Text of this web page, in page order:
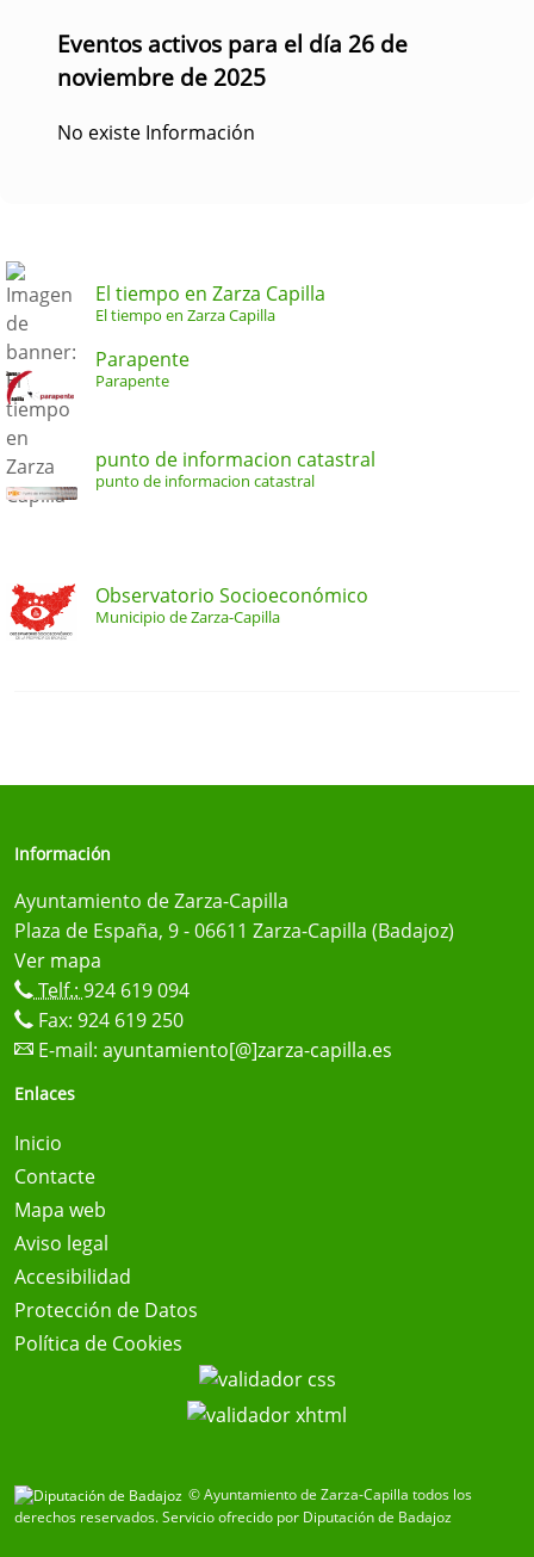
Eventos activos para el día 26 de
noviembre de 2025
No existe Información
El tiempo en Zarza Capilla
El tiempo en Zarza Capilla
Parapente
Parapente
punto de informacion catastral
punto de informacion catastral
Observatorio Socioeconómico
Municipio de Zarza-Capilla
Información
Ayuntamiento de Zarza-Capilla
Plaza de España, 9 - 06611 Zarza-Capilla (Badajoz)
Ver mapa
Telf.: 924 619 094
Fax: 924 619 250
E-mail: ayuntamiento[@]zarza-capilla.es
Enlaces
Inicio
Contacte
Mapa web
Aviso legal
Accesibilidad
Protección de Datos
Política de Cookies
© Ayuntamiento de Zarza-Capilla todos los
derechos reservados.Servicio ofrecido por Diputación de Badajoz